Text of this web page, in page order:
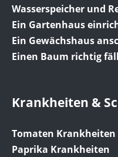
Wasserspeicher und
Ein Gartenhaus
Ein Gewächshaus
Einen Baum richtig
Krankheiten &
Tomaten Krankheiten
Paprika Krankheiten